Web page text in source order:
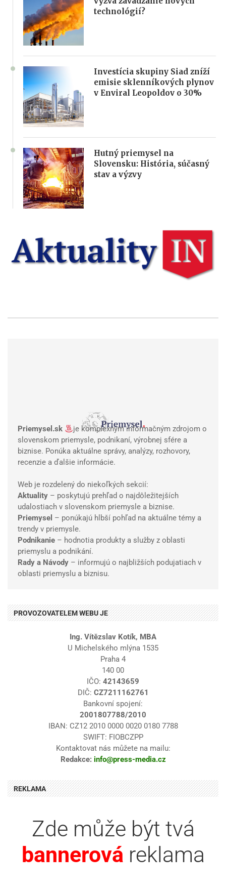
technológií?
Investícia skupiny Siad zníží
emisie sklenníkových plynov
v Enviral Leopoldov o 30%
Hutný priemysel na
Slovensku: História, súčasný
stav a výzvy
Priemysel.sk
je komplexným informačným zdrojom o
slovenskom priemysle, podnikaní, výrobnej sfére a
biznise. Ponúka aktuálne správy, analýzy, rozhovory,
recenzie a ďalšie informácie.
Web je rozdelený do niekoľkých sekcií:
Aktuality – poskytujú prehľad o najdôležitejších
udalostiach v slovenskom priemysle a biznise.
Priemysel – ponúkajú hlbší pohľad na aktuálne témy a
trendy v priemysle.
Podnikanie – hodnotia produkty a služby z oblasti
priemyslu a podnikání.
Rady a Návody – informujú o najbližších podujatiach v
oblasti priemyslu a biznisu.
PROVOZOVATELEM WEBU JE
Ing. Vítězslav Kotík, MBA
U Michelského mlýna 1535
Praha 4
140 00
IČO: 42143659
DIČ: CZ7211162761
Bankovní spojení:
2001807788/2010
IBAN: CZ12 2010 0000 0020 0180 7788
SWIFT: FIOBCZPP
Kontaktovat nás můžete na mailu:
Redakce: info@press-media.cz
REKLAMA
Zde může být tvá
bannerováreklama